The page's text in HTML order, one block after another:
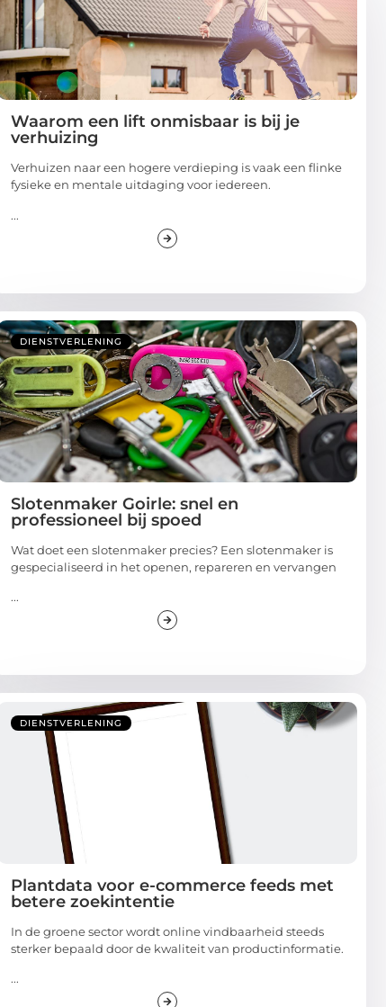
Waarom een lift onmisbaar is bij je
verhuizing
Verhuizen naar een hogere verdieping is vaak een flinke
fysieke en mentale uitdaging voor iedereen.
...
DIENSTVERLENING
Slotenmaker Goirle: snel en
professioneel bij spoed
Wat doet een slotenmaker precies? Een slotenmaker is
gespecialiseerd in het openen, repareren en vervangen
...
DIENSTVERLENING
Plantdata voor e-commerce feeds met
betere zoekintentie
In de groene sector wordt online vindbaarheid steeds
sterker bepaald door de kwaliteit van productinformatie.
...